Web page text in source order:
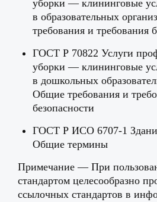
уборки — клининговые
в образовательных
требования и требования
ГОСТ Р 70822 Услуги
уборки — клининговые
в дошкольных
Общие требования и
безопасности
ГОСТ Р ИСО 6707-1
Общие термины
Примечание — При
стандартом целесообразно
ссылочных стандартов в